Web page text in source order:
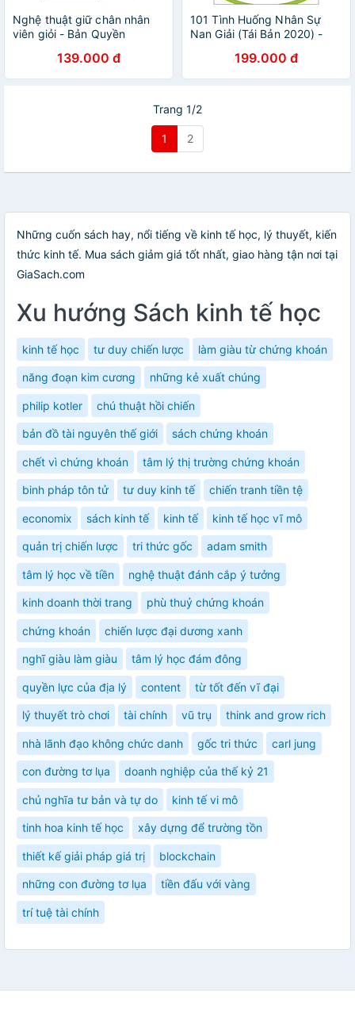
Nghệ thuật giữ chân nhân
viên giỏi - Bản Quyền
139.000 đ
101 Tình Huống Nhân Sự
Nan Giải (Tái Bản 2020) -
199.000 đ
Trang 1/2
1 2
Những cuốn sách hay, nổi tiếng về kinh tế học, lý thuyết, kiến
thức kinh tế. Mua sách giảm giá tốt nhất, giao hàng tận nơi tại
GiaSach.com
Xu hướng Sách kinh tế học
kinh tế học tư duy chiến lược làm giàu từ chứng khoán
năng đoạn kim cương những kẻ xuất chúng
philip kotler chú thuật hồi chiến
bản đồ tài nguyên thế giới sách chứng khoán
chết vì chứng khoán tâm lý thị trường chứng khoán
binh pháp tôn tử tư duy kinh tế chiến tranh tiền tệ
economix sách kinh tế kinh tế kinh tế học vĩ mô
quản trị chiến lược tri thức gốc adam smith
tâm lý học về tiền nghệ thuật đánh cắp ý tưởng
kinh doanh thời trang phù thuỷ chứng khoán
chứng khoán chiến lược đại dương xanh
nghĩ giàu làm giàu tâm lý học đám đông
quyền lực của địa lý content từ tốt đến vĩ đại
lý thuyết trò chơi tài chính vũ trụ think and grow rich
nhà lãnh đạo không chức danh gốc tri thức carl jung
con đường tơ lụa doanh nghiệp của thế kỷ 21
chủ nghĩa tư bản và tự do kinh tế vi mô
tinh hoa kinh tế học xây dựng để trường tồn
thiết kế giải pháp giá trị blockchain
những con đường tơ lụa tiền đấu với vàng
trí tuệ tài chính